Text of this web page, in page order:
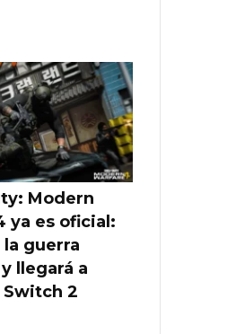
Modern
ya es oficial:
guerra
llegará a
2